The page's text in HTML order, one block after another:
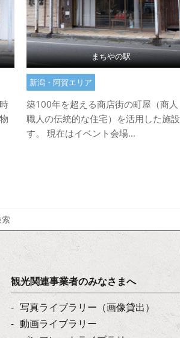
まちやの駅
新潟・阿賀エリア
築100年を超える商店街の町屋（商人
職人の伝統的な住宅）を活用した施
す。 現在はイベント会場...
索
観光関連事業者のみなさまへ
写真ライブラリー（画像貸出）
動画ライブラリー